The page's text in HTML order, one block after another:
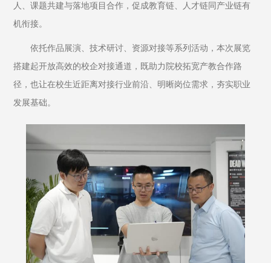
人、课题共建与落地项目合作，促成教育链、人才链同产业链有
机衔接。
依托作品展演、技术研讨、资源对接等系列活动，本次展览
搭建起开放高效的校企对接通道，既助力院校拓宽产教合作路
径，也让在校生近距离对接行业前沿、明晰岗位需求，夯实职业
发展基础。